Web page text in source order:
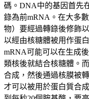
碼。DNA中的基因首先
錄為前mRNA。在大多
物）要經過轉錄後修飾
以經由核糖體被用作蛋
mRNA可能可以在生成
類核後就結合核糖體。
合成，然後通過核膜被
才可以被用於蛋白質合